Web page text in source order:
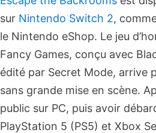
sur Nintendo Switch 2,
le Nintendo eShop. Le jeu
Fancy Games, conçu avec
édité par Secret Mode, arrive
sans grande mise en scène.
public sur PC, puis avoir
PlayStation 5 (PS5) et Xbox